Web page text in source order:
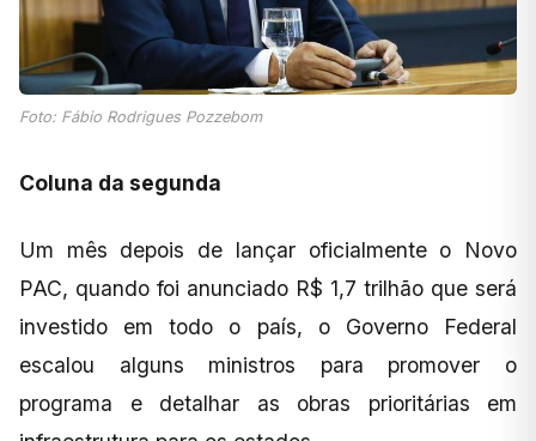
Foto: Fábio Rodrigues Pozzebom
Coluna da segunda
Um mês depois de lançar oficialmente o Novo
PAC, quando foi anunciado R$ 1,7 trilhão que será
investido em todo o país, o Governo Federal
escalou alguns ministros para promover o
programa e detalhar as obras prioritárias em